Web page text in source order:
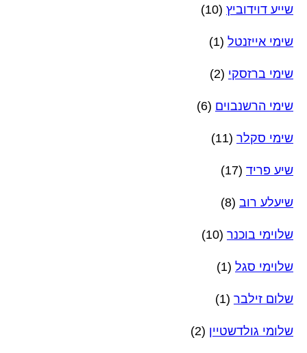
שייע דוידוביץ (10)
שימי אייזנטל (1)
שימי ברזסקי (2)
שימי הרשנבוים (6)
שימי סקלר (11)
שיע פריד (17)
שיעלע רוב (8)
שלוימי בוכנר (10)
שלוימי סגל (1)
שלום זילבר (1)
שלומי גולדשטיין (2)